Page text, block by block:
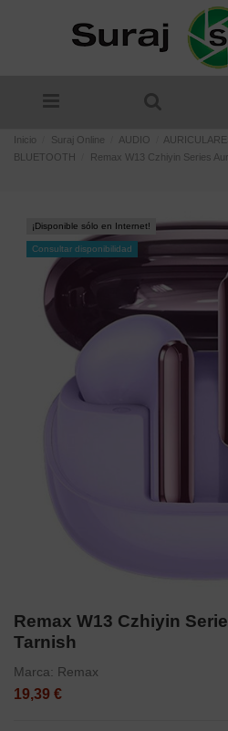
Inicio Suraj Online AUDIO
BLUETOOTH
Remax W13 Czhiyin Series
¡Disponible sólo en Internet!
Consultar disponibilidad
Remax W13 Czhiyin
Tarnish
Marca: Remax
19,39 €